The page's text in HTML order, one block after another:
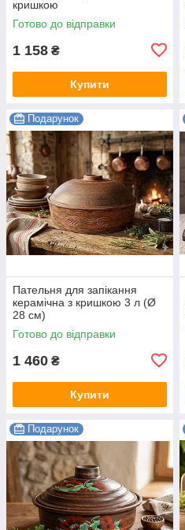
кришкою
Готово до відправки
1 158 ₴
Купити
Подарунок
Пательня для запікання
керамічна з кришкою 3 л (Ø
28 см)
Готово до відправки
1 460 ₴
Купити
Подарунок